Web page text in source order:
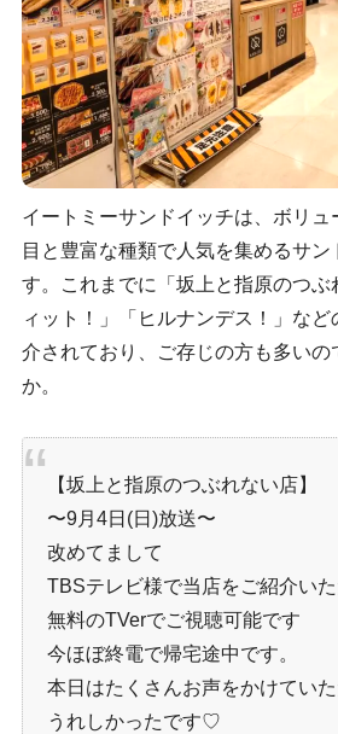
イートミーサンドイッチは、ボリュ
目と豊富な種類で人気を集めるサ
す。これまでに「坂上と指原のつぶ
ィット！」「ヒルナンデス！」な
介されており、ご存じの方も多いの
か。
【坂上と指原のつぶれない店】
〜9月4日(日)放送〜
改めてまして
TBSテレビ様で当店をご紹介いた
無料のTVerでご視聴可能です
今ほぼ終電で帰宅途中です。
本日はたくさんお声をかけてい
うれしかったです♡